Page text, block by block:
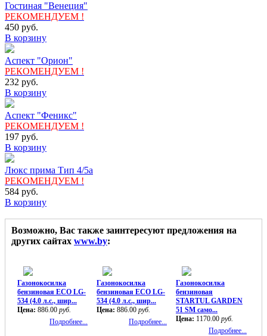
Гостиная "Венеция"
РЕКОМЕНДУЕМ !
450 руб.
В корзину
Аспект "Орион"
РЕКОМЕНДУЕМ !
232 руб.
В корзину
Аспект "Феникс"
РЕКОМЕНДУЕМ !
197 руб.
В корзину
Люкс прима Тип 4/5а
РЕКОМЕНДУЕМ !
584 руб.
В корзину
Возможно, Вас также заинтересуют предложения на
других сайтах www.by:
Газонокосилка
бензиновая ECO LG-
534 (4.0 л.с., шир...
Цена: 886.00 руб.
Подробнее...
Газонокосилка
бензиновая ECO LG-
534 (4.0 л.с., шир...
Цена: 886.00 руб.
Подробнее...
Газонокосилка
бензиновая
STARTUL GARDEN
51 SM само...
Цена: 1170.00 руб.
Подробнее...